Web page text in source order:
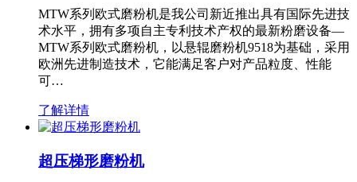
MTW系列欧式磨粉机是我公司新近推出具有国际先进技
术水平，拥有多项自主专利技术产权的最新粉磨设备—
MTW系列欧式磨粉机，以悬辊磨粉机9518为基础，采用
欧洲先进制造技术，它能满足客户对产品粒度、性能
可…
了解详情
超压梯形磨粉机